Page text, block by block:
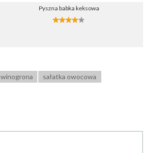
Pyszna babka keksowa
winogrona sałatka owocowa